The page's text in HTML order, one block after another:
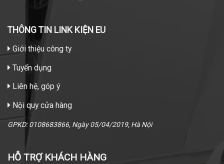
THÔNG TIN LINK KIỆN EU
Giới thiệu công ty
Tuyển dụng
Liên hệ, góp ý
Nội quy cửa hàng
GPKD: 0108683866, Ngày 05/04/2019, Hà Nội
HỖ TRỢ KHÁCH HÀNG